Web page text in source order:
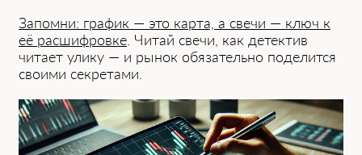
Запомни: график — это карта, а свечи — ключ к
её расшифровке . Читай свечи, как детектив
читает улику — и рынок обязательно поделится
своими секретами.